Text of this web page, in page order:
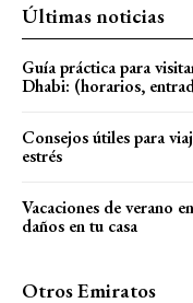
Últimas noticias
Guía práctica para
Dhabi: (horarios,
Consejos útiles para
estrés
Vacaciones de verano
daños en tu casa
Otros Emiratos